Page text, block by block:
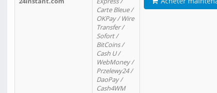
Carte Bleue /
OKPay / Wire
Transfer /
Sofort /
BitCoins /
Cash U /
WebMoney /
Przelewy24 /
DaoPay /
Cash4WM